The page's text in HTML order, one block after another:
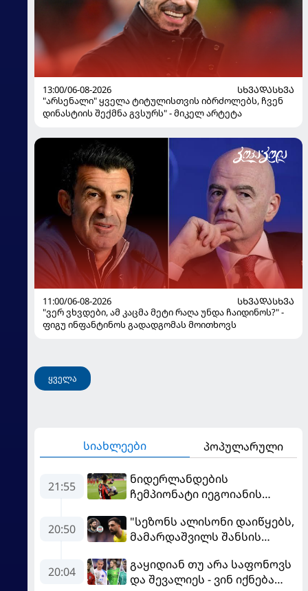
13:00/06-08-2026
ᲡᲮᲕᲐᲓᲐᲡᲮᲕᲐ
"არსენალი" ყველა ტიტულისთვის იბრძოლებს, ჩვენ
დინასტიის შექმნა გვსურს" - მიკელ არტეტა
11:00/06-08-2026
ᲡᲮᲕᲐᲓᲐᲡᲮᲕᲐ
"ვერ ვხვდები, ამ კაცმა მეტი რაღა უნდა ჩაიდინოს?" -
ფიგუ ინფანტინოს გადადგომას მოითხოვს
ყველა
სიახლეები პოპულარული
21:55
ნიდერლანდების
ჩემპიონატი იეგოიანის
MVP გახდა
20:50
"სეზონს ალისონი დაიწყებს,
მამარდაშვილს შანსის
მოთმინება სჭირდება,
რომელსაც 100%-ით
20:04
გაყიდიან თუ არა საფონოვს
და შევალიეს - ვინ იქნება